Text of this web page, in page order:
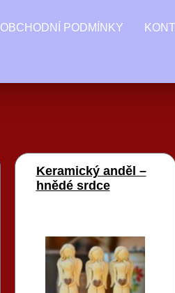
OBCHODNÍ PODMÍNKY
Keramický anděl –
hnědé srdce